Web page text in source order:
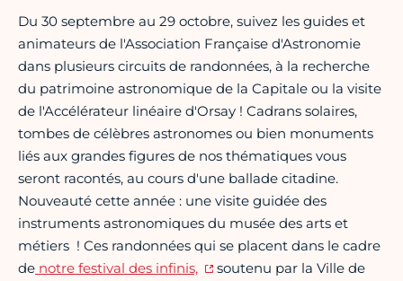
Du 30 septembre au 29 octobre, suivez les guides et
animateurs de l'Association Française d'Astronomie
dans plusieurs circuits de randonnées, à la recherche
du patrimoine astronomique de la Capitale ou la visite
de l'Accélérateur linéaire d'Orsay ! Cadrans solaires,
tombes de célèbres astronomes ou bien monuments
liés aux grandes figures de nos thématiques vous
seront racontés, au cours d'une ballade citadine.
Nouveauté cette année : une visite guidée des
instruments astronomiques du musée des arts et
métiers ! Ces randonnées qui se placent dans le cadre
de notre festival des infinis,
soutenu par la Ville de